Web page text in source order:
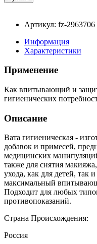
Артикул: fz-2963706
Информация
Характеристики
Применение
Как впитывающий и
гигиенических
Описание
Вата гигиеническая -
добавок и примесей,
медицинских
также для снятия
ухода, как для детей, так
максимальный
Подходит для любых
противопоказаний.
Страна Происхождения:
Россия